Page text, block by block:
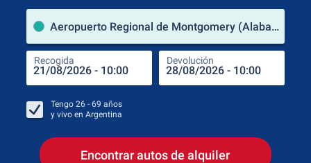
Aeropuerto Regional de Montgomery (Alabama / Estados Unidos de América)
Recogida Devolución
Tengo 26 - 69 años
y vivo en Argentina
Encontrar autos de alquiler